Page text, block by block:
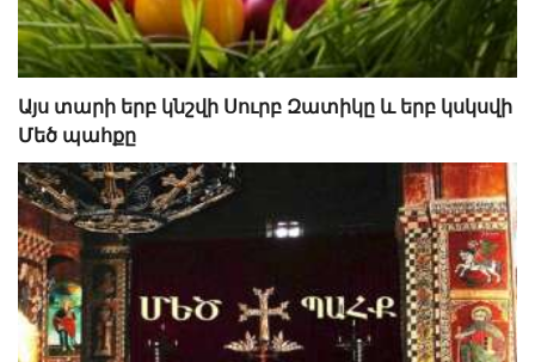
Այս տարի երբ կնշվի Սուրբ Զատիկը և երբ կսկսվի
Մեծ պահքը